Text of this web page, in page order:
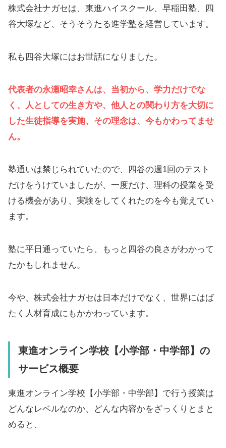
株式会社ナガセは、東進ハイスクール、早稲田塾、四
谷大塚など、そうそうたる進学塾を経営しています。
私も四谷大塚にはお世話になりました。
代表者の永瀬昭幸さんは、当初から、学力だけでな
く、人としての生き方や、他人との関わり方を大切に
した生徒指導を実施、その理念は、今もかわってませ
ん。
塾通いは禁じられていたので、四谷の週1回のテスト
だけをうけていましたが、一度だけ、理科の授業を受
ける機会があり、実験をしてくれたのを今も覚えてい
ます。
塾に平日通っていたら、もっと四谷の良さがわかって
たかもしれません。
今や、株式会社ナガセは日本だけでなく、世界にはば
たく人材育成にもかかわっています。
東進オンライン学校【小学部・中学部】の
サービス概要
東進オンライン学校【小学部・中学部】で行う授業は
どんなレベルなのか、どんな内容かをざっくりとまと
めると、